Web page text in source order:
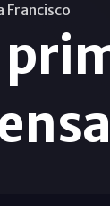
Francisco